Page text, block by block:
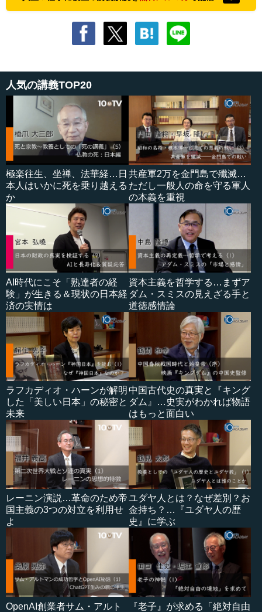
人気の講義TOP20
極楽往生、坐禅、法華経…日
本人はいかに死を乗り越える
か
共産軍2万を金門島で殲滅…
ただし一般人の命を守る軍人
の本義を重視
AI時代にこそ「熟達者の経
験」が生きる＆現状の日本経
済の実情は
資本主義を哲学する…まずア
ダム・スミスの見えざる手と
道徳感情論
ラフカディオ・ハーンが解明
した「美しい日本」の秘密と
未来
中国古代史の真実と『キング
ダム』…史実がわかれば物語
はもっと面白い
レーニン演説…革命のため帝
国主義の3つの対立を利用せ
よ
ユダヤ人とは？なぜ差別？お
金持ち？…『ユダヤ人の歴
史』に学ぶ
OpenAI創業者サム・アルト
『老子』が求める「絶対自由